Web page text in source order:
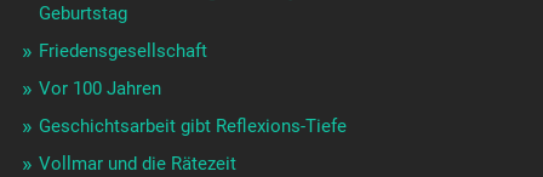
Geburtstag
Friedensgesellschaft
Vor 100 Jahren
Geschichtsarbeit gibt Reflexions-Tiefe
Vollmar und die Rätezeit